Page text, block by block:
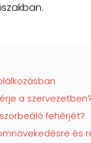
a szervezetben?
fehérjét?
és